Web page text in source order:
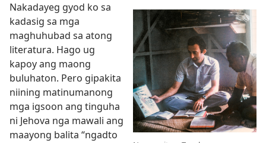
Nakadayeg gyod ko sa
kadasig sa mga
maghuhubad sa atong
literatura. Hago ug
kapoy ang maong
buluhaton. Pero gipakita
niining matinumanong
mga igsoon ang tinguha
ni Jehova nga mawali ang
maayong balita “ngadto